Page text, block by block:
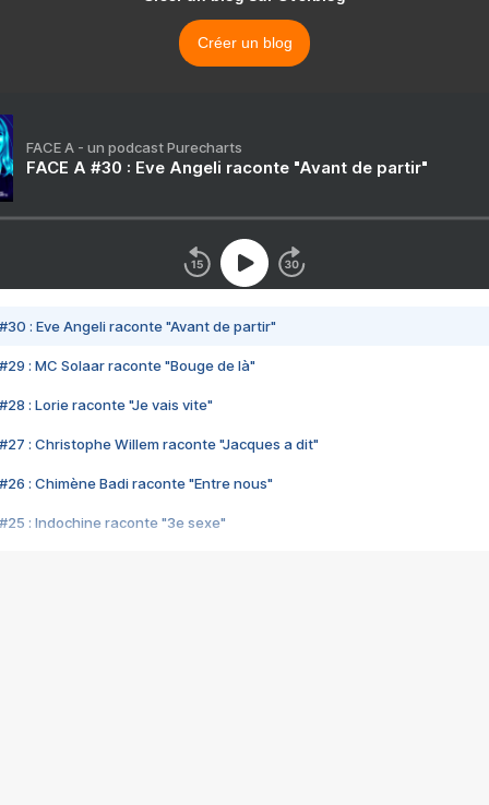
Créer un blog
FACE A - un podcast Purecharts
FACE A #30 : Eve Angeli raconte "Avant de partir"
#30 : Eve Angeli raconte "Avant de partir"
#29 : MC Solaar raconte "Bouge de là"
#28 : Lorie raconte "Je vais vite"
#27 : Christophe Willem raconte "Jacques a dit"
#26 : Chimène Badi raconte "Entre nous"
#25 : Indochine raconte "3e sexe"